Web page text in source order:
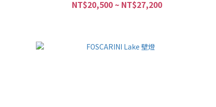
NT$20,500 ~ NT$27,200